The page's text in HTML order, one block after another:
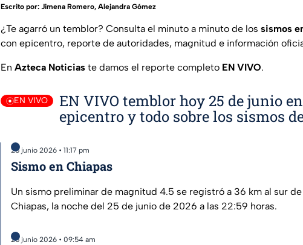
Escrito por: Jimena Romero, Alejandra Gómez
¿Te agarró un temblor? Consulta el minuto a minuto de los sismos
con epicentro, reporte de autoridades, magnitud e información
En Azteca Noticias te damos el reporte completo EN VIVO.
EN VIVO
EN VIVO temblor hoy 25 de junio
epicentro y todo sobre los sismos
25 junio 2026 • 11:17 pm
Sismo en Chiapas
Un sismo preliminar de magnitud 4.5 se registró a 36 km al sur
Chiapas, la noche del 25 de junio de 2026 a las 22:59 horas.
25 junio 2026 • 09:54 am